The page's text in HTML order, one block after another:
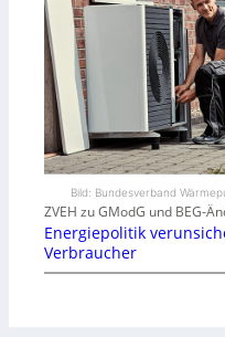
Bild: Bundesverband
ZVEH zu GModG und BEG-
Energiepolitik
Verbraucher